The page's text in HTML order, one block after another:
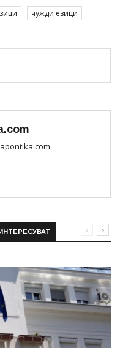
чужди езици